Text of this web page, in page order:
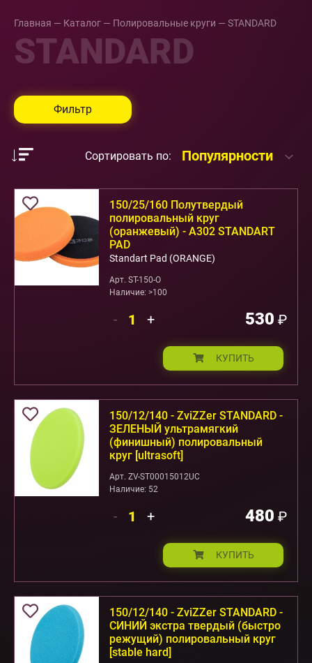
Главная — Каталог — Полировальные круги — STANDARD
STANDARD
Фильтр
Сортировать по: Популярности
150/25/160 Полутвердый
полировальный круг
(оранжевый) - А302 STANDART
PAD
Standart Pad (ORANGE)
Арт. ST-150-O
Наличие: >100
- + 530 ₽
КУПИТЬ
150/12/140 - ZviZZer STANDARD -
ЗЕЛЕНЫЙ ультрамягкий
(финишный) полировальный
круг [ultrasoft]
Арт. ZV-ST00015012UC
Наличие: 52
- + 480 ₽
КУПИТЬ
150/12/140 - ZviZZer STANDARD -
СИНИЙ экстра твердый (быстро
режущий) полировальный круг
[stable hard]